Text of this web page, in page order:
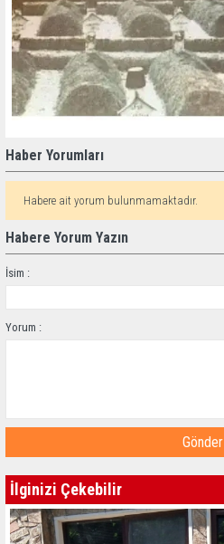
Haber Yorumları
Habere ait yorum bulunmamaktadır.
Habere Yorum Yazın
İsim :
Yorum :
Gönder
İlginizi Çekebilir